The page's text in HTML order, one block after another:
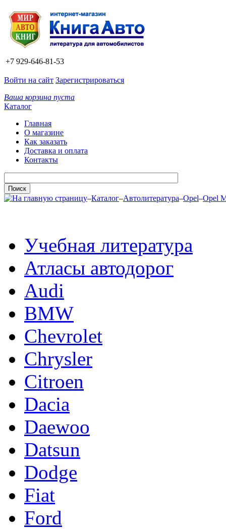
+7 929-646-81-53
Войти на сайт Зарегистрироваться
Ваша корзина пуста
Каталог
Главная
О магазине
Как заказать
Доставка и оплата
Контакты
–Каталог–Автолитература–Opel–Opel
Учебная литература
Атласы автодорог
Audi
BMW
Chevrolet
Chrysler
Citroen
Dacia
Daewoo
Datsun
Dodge
Fiat
Ford